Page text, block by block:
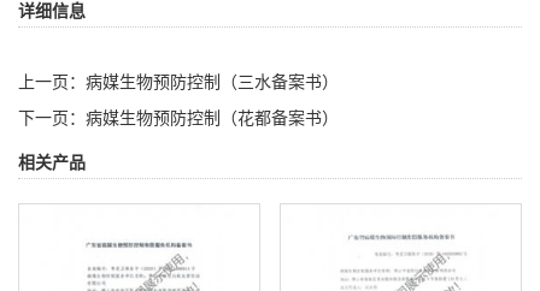
详细信息
上一页： 病媒生物预防控制（三水备案书）
下一页： 病媒生物预防控制（花都备案书）
相关产品